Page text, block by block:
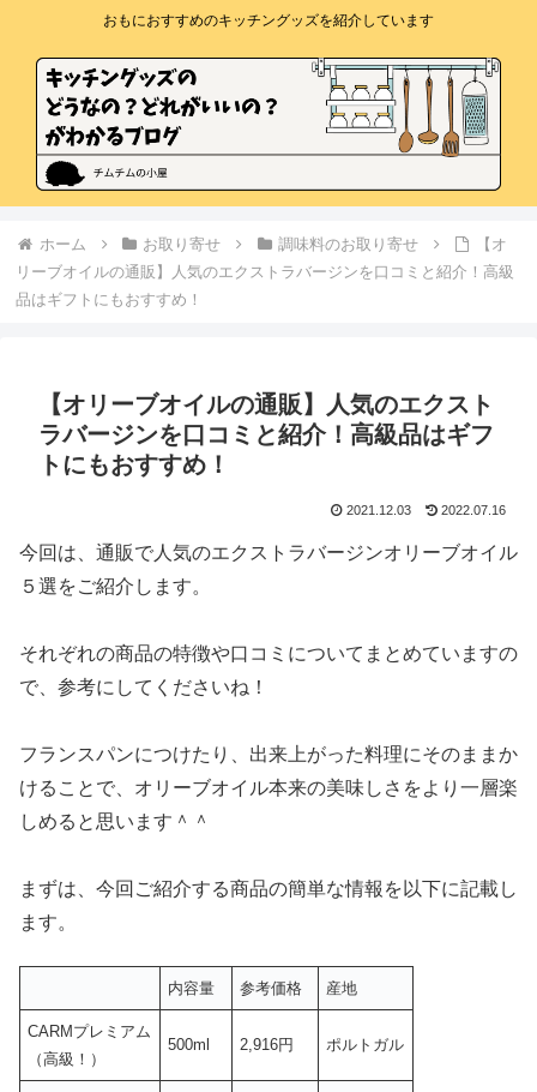
おもにおすすめのキッチングッズを紹介しています
ホーム お取り寄せ 調味料のお取り寄せ
【オ
リーブオイルの通販】人気のエクストラバージンを口コミと紹介！高級
品はギフトにもおすすめ！
【オリーブオイルの通販】人気のエクスト
ラバージンを口コミと紹介！高級品はギフ
トにもおすすめ！
2021.12.03 2022.07.16
今回は、通販で人気のエクストラバージンオリーブオイル
５選をご紹介します。
それぞれの商品の特徴や口コミについてまとめていますの
で、参考にしてくださいね！
フランスパンにつけたり、出来上がった料理にそのままか
けることで、オリーブオイル本来の美味しさをより一層楽
しめると思います＾＾
まずは、今回ご紹介する商品の簡単な情報を以下に記載し
ます。
内容量 参考価格 産地
CARMプレミアム
（高級！）
500ml 2,916円 ポルトガル